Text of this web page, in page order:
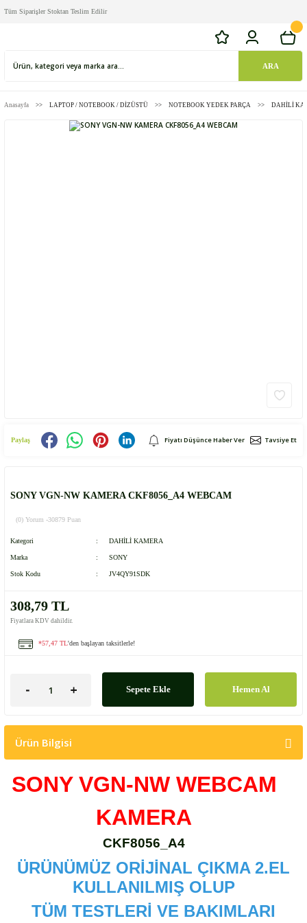
Tüm Siparişler Stoktan Teslim Edilir
ARA
Anasayfa LAPTOP / NOTEBOOK / DİZÜSTÜ NOTEBOOK YEDEK PARÇA DAHİLİ
Paylaş Fiyatı Düşünce Haber Ver Tavsiye Et
SONY VGN-NW KAMERA CKF8056_A4 WEBCAM
(0) Yorum -30879 Puan
Kategori DAHİLİ KAMERA
Marka SONY
Stok Kodu JV4QY91SDK
308,79 TL
Fiyatlara KDV dahildir.
*57,47 TL'den başlayan taksitlerle!
Sepete Ekle Hemen Al
Ürün Bilgisi
SONY VGN-NW WEBCAM
KAMERA
CKF8056_A4
ÜRÜNÜMÜZ ORİJİNAL ÇIKMA 2.EL
KULLANILMIŞ OLUP
TÜM TESTLERİ VE BAKIMLARI